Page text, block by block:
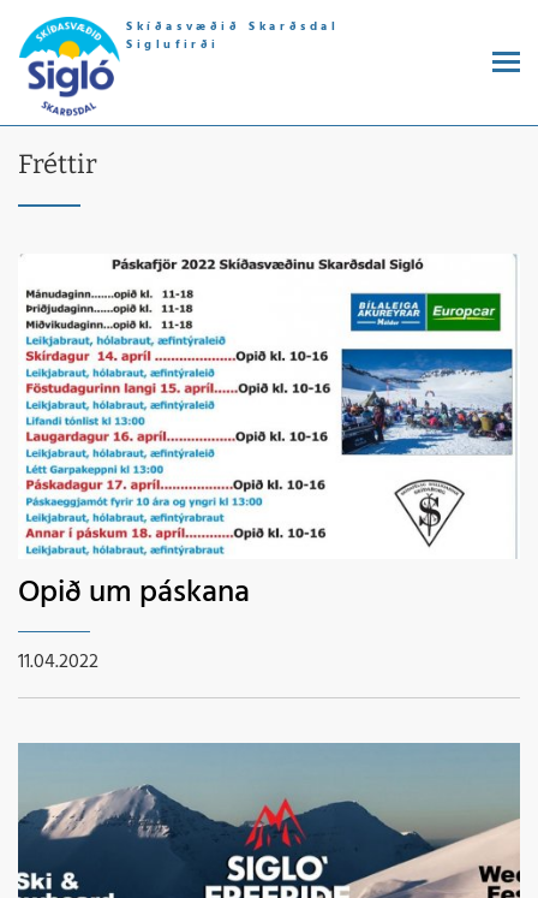
Skíðasvæðið Skarðsdal
Siglufirði
Fréttir
Opið um páskana
11.04.2022